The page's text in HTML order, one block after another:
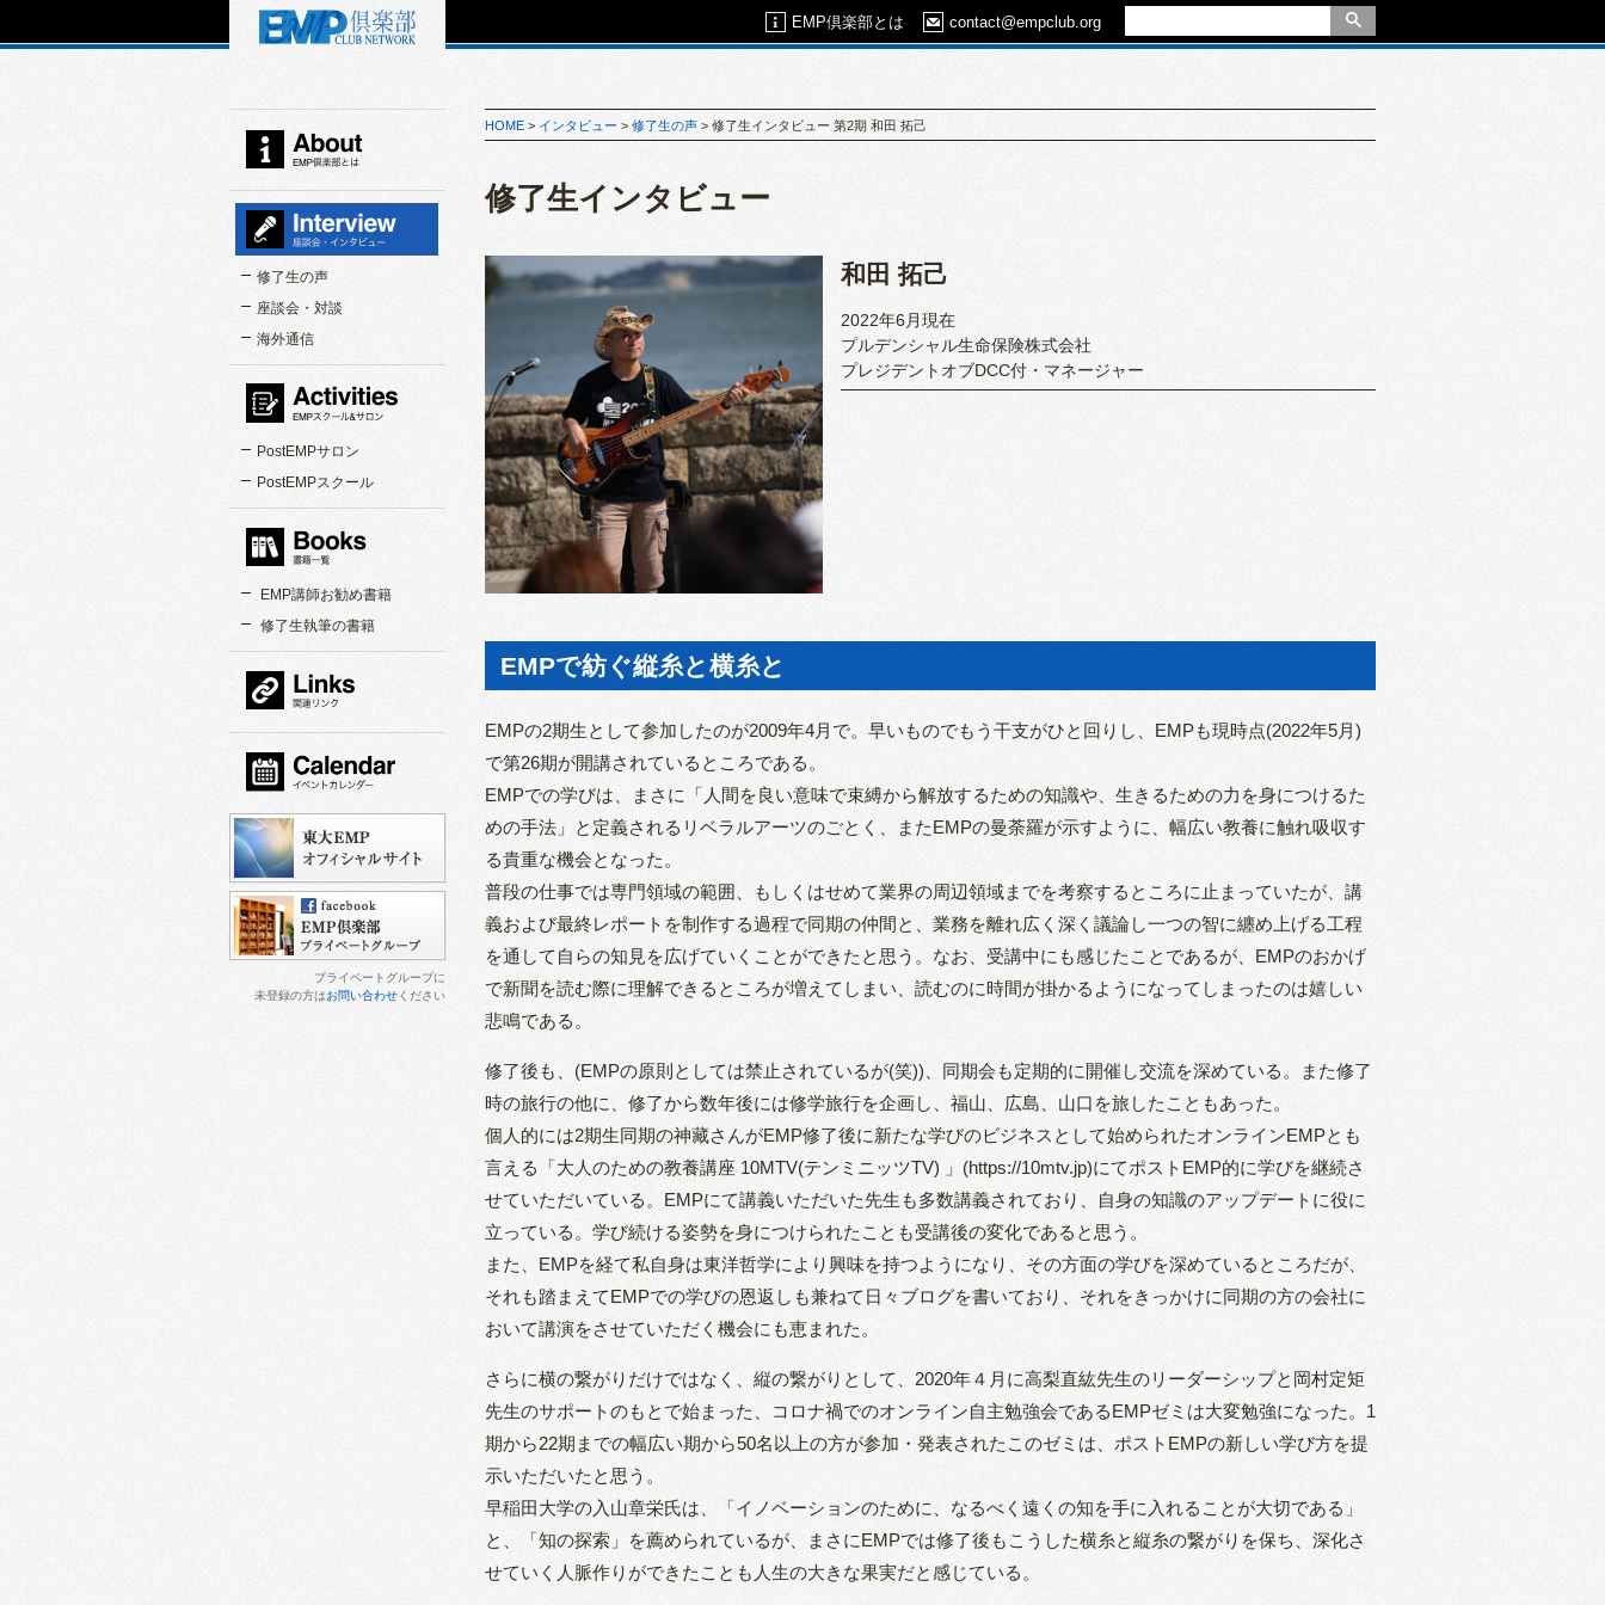
EMP倶楽部とは contact@empclub.org
HOME > インタビュー > 修了⽣の声 > 修了生インタビュー 第2期 和田 拓己
修了生インタビュー
和田 拓己
2022年6月現在
プルデンシャル生命保険株式会社
プレジデントオブDCC付・マネージャー
EMPで紡ぐ縦糸と横糸と
EMPの2期生として参加したのが2009年4月で。早いものでもう干支がひと回りし、EMPも現時点(2022年5月)
で第26期が開講されているところである。
EMPでの学びは、まさに「人間を良い意味で束縛から解放するための知識や、生きるための力を身につけるた
めの手法」と定義されるリベラルアーツのごとく、またEMPの曼荼羅が示すように、幅広い教養に触れ吸収す
る貴重な機会となった。
普段の仕事では専門領域の範囲、もしくはせめて業界の周辺領域までを考察するところに止まっていたが、講
義および最終レポートを制作する過程で同期の仲間と、業務を離れ広く深く議論し一つの智に纏め上げる工程
を通して自らの知見を広げていくことができたと思う。なお、受講中にも感じたことであるが、EMPのおかげ
で新聞を読む際に理解できるところが増えてしまい、読むのに時間が掛かるようになってしまったのは嬉しい
悲鳴である。
修了後も、(EMPの原則としては禁止されているが(笑))、同期会も定期的に開催し交流を深めている。また修了
時の旅行の他に、修了から数年後には修学旅行を企画し、福山、広島、山口を旅したこともあった。
個人的には2期生同期の神藏さんがEMP修了後に新たな学びのビジネスとして始められたオンラインEMPとも
言える「大人のための教養講座 10MTV(テンミニッツTV) 」(https://10mtv.jp)にてポストEMP的に学びを継続さ
せていただいている。EMPにて講義いただいた先生も多数講義されており、自身の知識のアップデートに役に
立っている。学び続ける姿勢を身につけられたことも受講後の変化であると思う。
また、EMPを経て私自身は東洋哲学により興味を持つようになり、その方面の学びを深めているところだが、
それも踏まえてEMPでの学びの恩返しも兼ねて日々ブログを書いており、それをきっかけに同期の方の会社に
おいて講演をさせていただく機会にも恵まれた。
さらに横の繋がりだけではなく、縦の繋がりとして、2020年４月に高梨直紘先生のリーダーシップと岡村定矩
先生のサポートのもとで始まった、コロナ禍でのオンライン自主勉強会であるEMPゼミは大変勉強になった。1
期から22期までの幅広い期から50名以上の方が参加・発表されたこのゼミは、ポストEMPの新しい学び方を提
示いただいたと思う。
早稲田大学の入山章栄氏は、「イノベーションのために、なるべく遠くの知を手に入れることが大切である」
と、「知の探索」を薦められているが、まさにEMPでは修了後もこうした横糸と縦糸の繋がりを保ち、深化さ
せていく人脈作りができたことも人生の大きな果実だと感じている。
インタビュー
修了生の声
座談会・対談
海外通信
PostEMPサロン
PostEMPスクール
書籍一覧
EMP講師お勧め書籍
修了生執筆の書籍
プライベートグループに
未登録の方はお問い合わせください